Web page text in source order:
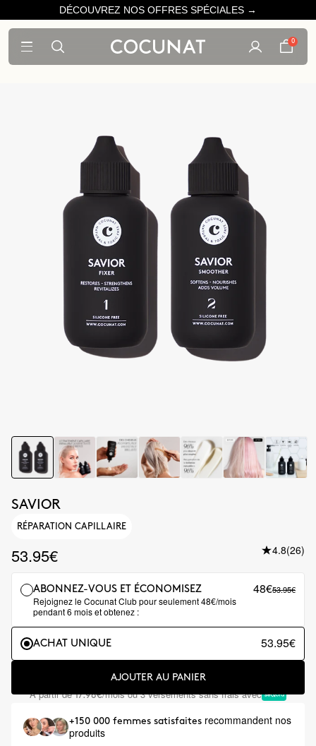
DÉCOUVREZ NOS OFFRES SPÉCIALES →
0
SAVIOR
RÉPARATION CAPILLAIRE
53.95€ 4.8(26)
ABONNEZ-VOUS ET ÉCONOMISEZ
Rejoignez le Cocunat Club pour seulement 48€/mois
pendant 6 mois et obtenez :
48€53.95€
ACHAT UNIQUE 53.95€
AJOUTER AU PANIER
À partir de17.98€/mois ou 3 versements sans frais avec
+150 000 femmes satisfaites recommandent nos
produits